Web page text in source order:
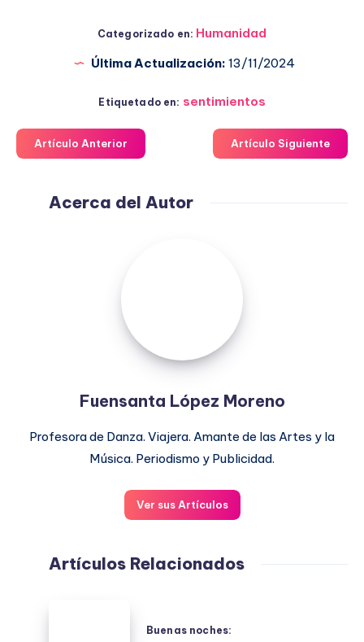
Categorizado en: Humanidad
Última Actualización: 13/11/2024
Etiquetado en: sentimientos
Artículo Anterior Artículo Siguiente
Acerca del Autor
Fuensanta López Moreno
Profesora de Danza. Viajera. Amante de las Artes y la
Música. Periodismo y Publicidad.
Ver sus Artículos
Artículos Relacionados
Buenas noches: